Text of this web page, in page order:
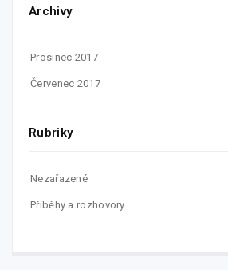
Archivy
Prosinec 2017
Červenec 2017
Rubriky
Nezařazené
Příběhy a rozhovory